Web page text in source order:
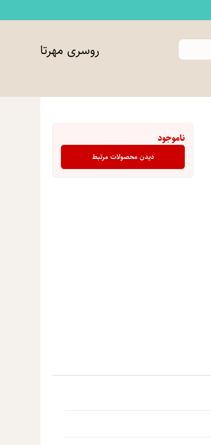
روسری مهرتا
ناموجود
دیدن محصولات مرتبط